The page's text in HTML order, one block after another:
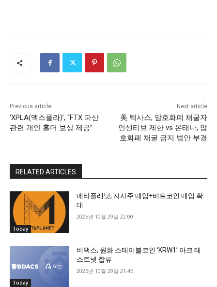
Previous article
‘XPLA(엑스플라)’, “FTX 파산
관련 개인 홀더 보상 제공”
Next article
美 텍사스, 암호화폐 채굴자
인센티브 제한 vs 몬태나, 암
호화폐 채굴 금지 법안 부결
RELATED ARTICLES
Today
메타플래닛, 자사주 매입+비트코인 매입 확
대
2025년 10월 29일 22:00
Today
비댁스, 원화 스테이블코인 ‘KRW1’ 아크 테
스트넷 합류
2025년 10월 29일 21:45